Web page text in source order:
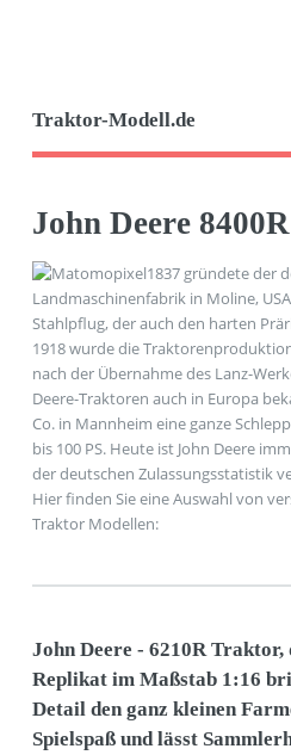
Traktor-Modell.de
John Deere 8400R
1837 gründete der
Landmaschinenfabrik in Moline,
Stahlpflug, der auch den harten
1918 wurde die
nach der Übernahme des Lanz-
Deere-Traktoren auch in Europa
Co. in Mannheim eine ganze
bis 100 PS. Heute ist John Deere
der deutschen Zulassungsstatistik
Hier finden Sie eine Auswahl von
Traktor Modellen:
John Deere - 6210R
Replikat im Maßstab 1:16
Detail den ganz kleinen
Spielspaß und lässt